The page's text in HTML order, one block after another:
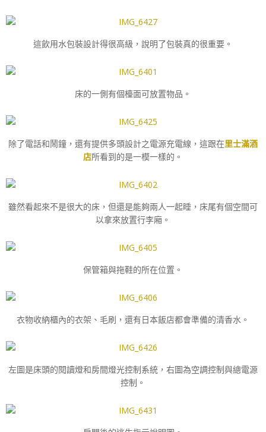
這飲用水包裝設計得很高級，說明了包裝真的很重要。
床的一側有個檯面可放置物品。
除了電話和鬧鐘，還有提供多頭設計之電源充電線，這跟在里士滿酒
店所看到的是一模一樣的。
雖然看起來不是很大的床，但還是能夠兩人一起睡，床尾有個空間可
以拿來放置行李廂。
保管箱與拖鞋的所在位置。
衣物收納櫃內的衣架、毛刷，還有日本飯店都會準備的清香水。
左圖是床頭的閱讀燈和房間燈光控制系統，右圖為空調控制與總電源
控制。